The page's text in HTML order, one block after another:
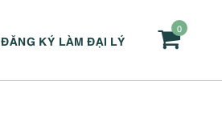
0
ĐĂNG KÝ LÀM ĐẠI LÝ